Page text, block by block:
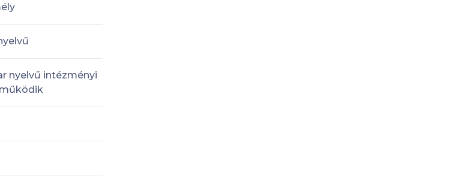
nyelvű intézményi